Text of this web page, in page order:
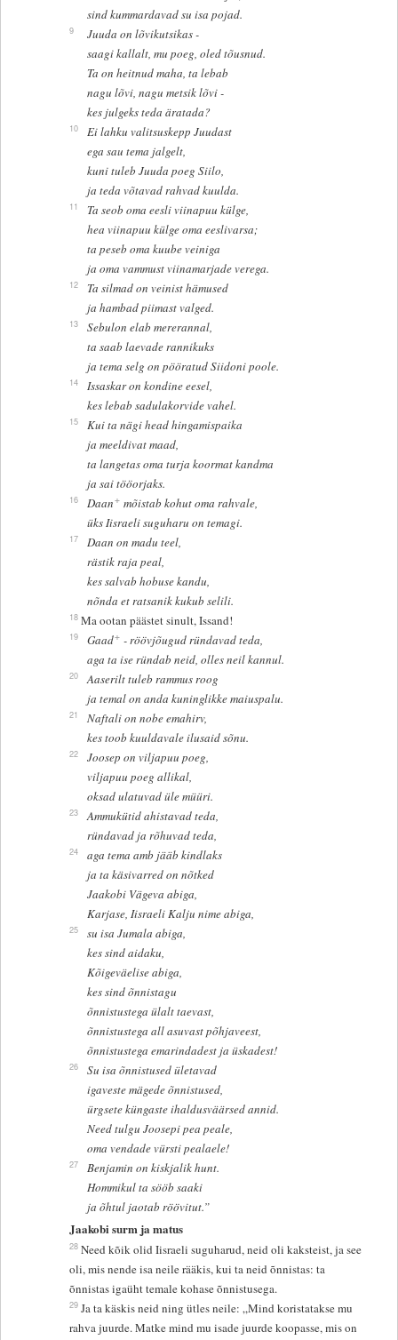
sind kummardavad su isa pojad.
9
Juuda on lõvikutsikas -
saagi kallalt, mu poeg, oled tõusnud.
Ta on heitnud maha, ta lebab
nagu lõvi, nagu metsik lõvi -
kes julgeks teda äratada?
10
Ei lahku valitsuskepp Juudast
ega sau tema jalgelt,
kuni tuleb Juuda poeg Siilo,
ja teda võtavad rahvad kuulda.
11
Ta seob oma eesli viinapuu külge,
hea viinapuu külge oma eeslivarsa;
ta peseb oma kuube veiniga
ja oma vammust viinamarjade verega.
12
Ta silmad on veinist hämused
ja hambad piimast valged.
13
Sebulon elab mererannal,
ta saab laevade rannikuks
ja tema selg on pööratud Siidoni poole.
14
Issaskar on kondine eesel,
kes lebab sadulakorvide vahel.
15
Kui ta nägi head hingamispaika
ja meeldivat maad,
ta langetas oma turja koormat kandma
ja sai tööorjaks.
16 Daan+mõistab kohut oma rahvale,
üks Iisraeli suguharu on temagi.
17
Daan on madu teel,
rästik raja peal,
kes salvab hobuse kandu,
nõnda et ratsanik kukub selili.
18 Ma ootan päästet sinult, Issand!
19 Gaad+- röövjõugud ründavad teda,
aga ta ise ründab neid, olles neil kannul.
20
Aaserilt tuleb rammus roog
ja temal on anda kuninglikke maiuspalu.
21
Naftali on nobe emahirv,
kes toob kuuldavale ilusaid sõnu.
22
Joosep on viljapuu poeg,
viljapuu poeg allikal,
oksad ulatuvad üle müüri.
23
Ammukütid ahistavad teda,
ründavad ja rõhuvad teda,
24
aga tema amb jääb kindlaks
ja ta käsivarred on nõtked
Jaakobi Vägeva abiga,
Karjase, Iisraeli Kalju nime abiga,
25
su isa Jumala abiga,
kes sind aidaku,
Kõigeväelise abiga,
kes sind õnnistagu
õnnistustega ülalt taevast,
õnnistustega all asuvast põhjaveest,
õnnistustega emarindadest ja üskadest!
26
Su isa õnnistused ületavad
igaveste mägede õnnistused,
ürgsete küngaste ihaldusväärsed annid.
Need tulgu Joosepi pea peale,
oma vendade vürsti pealaele!
27
Benjamin on kiskjalik hunt.
Hommikul ta sööb saaki
ja õhtul jaotab röövitut.”
Jaakobi surm ja matus
28 Need kõik olid Iisraeli suguharud, neid oli kaksteist, ja see
oli, mis nende isa neile rääkis, kui ta neid õnnistas: ta
õnnistas igaüht temale kohase õnnistusega.
29 Ja ta käskis neid ning ütles neile: „Mind koristatakse mu
rahva juurde. Matke mind mu isade juurde koopasse, mis on